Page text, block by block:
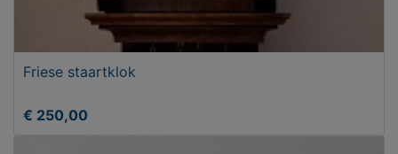
Friese staartklok
€ 250,00